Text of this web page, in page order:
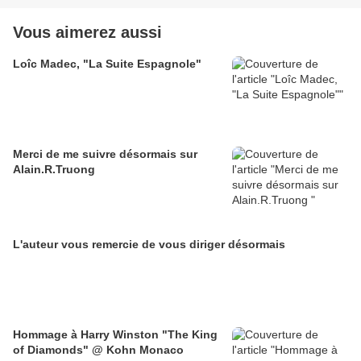
Vous aimerez aussi
Loîc Madec, "La Suite Espagnole"
Merci de me suivre désormais sur
Alain.R.Truong
L'auteur vous remercie de vous diriger désormais
Hommage à Harry Winston "The King
of Diamonds" @ Kohn Monaco